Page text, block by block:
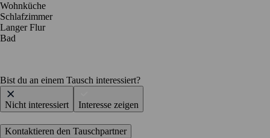
Wohnküche
Schlafzimmer
Langer Flur
Bad
Bist du an einem Tausch interessiert?
Nicht interessiert Interesse zeigen
Kontaktieren den Tauschpartner